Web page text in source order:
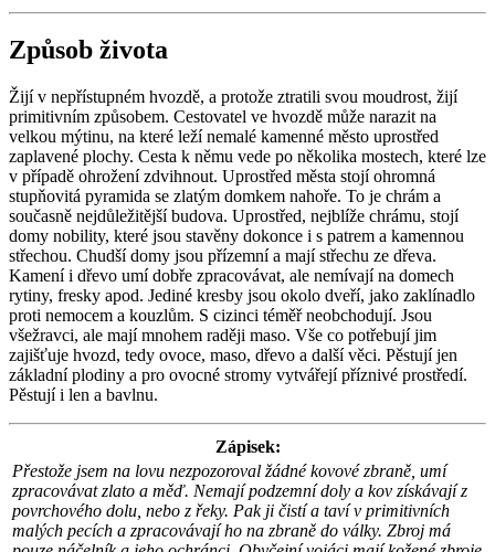
Způsob života
Žijí v nepřístupném hvozdě, a protože ztratili svou moudrost, žijí
primitivním způsobem. Cestovatel ve hvozdě může narazit na
velkou mýtinu, na které leží nemalé kamenné město uprostřed
zaplavené plochy. Cesta k němu vede po několika mostech, které lze
v případě ohrožení zdvihnout. Uprostřed města stojí ohromná
stupňovitá pyramida se zlatým domkem nahoře. To je chrám a
současně nejdůležitější budova. Uprostřed, nejblíže chrámu, stojí
domy nobility, které jsou stavěny dokonce i s patrem a kamennou
střechou. Chudší domy jsou přízemní a mají střechu ze dřeva.
Kamení i dřevo umí dobře zpracovávat, ale nemívají na domech
rytiny, fresky apod. Jediné kresby jsou okolo dveří, jako zaklínadlo
proti nemocem a kouzlům. S cizinci téměř neobchodují. Jsou
všežravci, ale mají mnohem raději maso. Vše co potřebují jim
zajišťuje hvozd, tedy ovoce, maso, dřevo a další věci. Pěstují jen
základní plodiny a pro ovocné stromy vytvářejí příznivé prostředí.
Pěstují i len a bavlnu.
Zápisek:
Přestože jsem na lovu nezpozoroval žádné kovové zbraně, umí
zpracovávat zlato a měď. Nemají podzemní doly a kov získávají z
povrchového dolu, nebo z řeky. Pak ji čistí a taví v primitivních
malých pecích a zpracovávají ho na zbraně do války. Zbroj má